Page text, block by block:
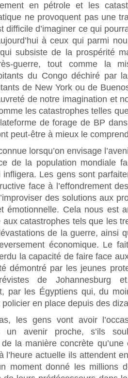
en pétrole et les
ne provoquent pas une
difficile d’imaginer ce qui
à ceux qui parmi
subsiste de la prospérité
guerre, tout comme la
du Congo déchiré par
de New York ou de
de notre imagination et
les catastrophes telles
de forage de BP
peut-être à mieux le
lorsqu’on envisage
de la population mondiale
Les gens sont
face à l’effondrement
des solutions aux
émotionnelle. Cela nous est
aux catastrophes tels que les
de la guerre, ainsi
économique. Le
la capacité de faire face
démontré par les jeunes
de Johannesburg
par les Égyptiens qui, du
en place depuis des
les gens vont avoir
un avenir proche, s’ils
la manière concrète qu’une
l’heure actuelle ils attendent
moment donné les millions